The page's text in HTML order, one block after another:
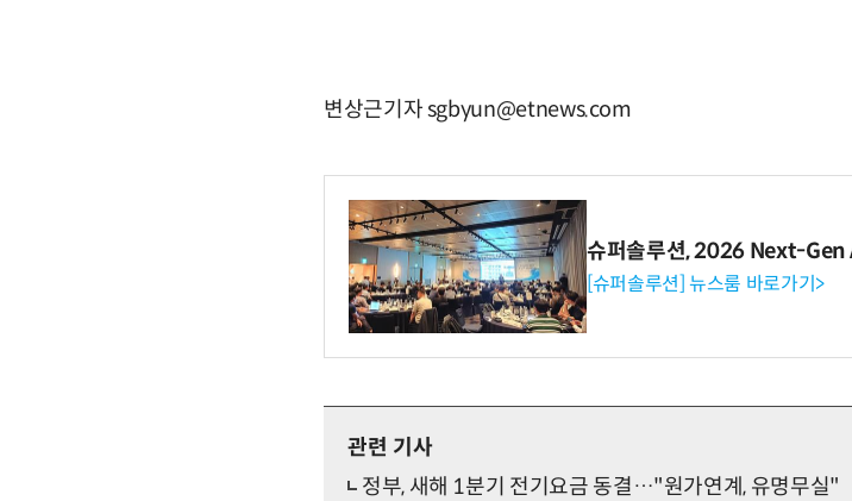
변상근기자 sgbyun@etnews.com
슈퍼솔루션, 2026 Next-
[슈퍼솔루션] 뉴스룸 바로가기>
관련 기사
정부, 새해 1분기 전기요금 동결…"원가연계, 유명무실"